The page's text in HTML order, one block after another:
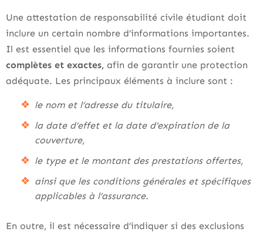
Une attestation de responsabilité civile étudiant doit
inclure un certain nombre d’informations importantes.
Il est essentiel que les informations fournies soient
complètes et exactes, afin de garantir une protection
adéquate. Les principaux éléments à inclure sont :
le nom et l’adresse du titulaire,
la date d’effet et la date d’expiration de la
couverture,
le type et le montant des prestations offertes,
ainsi que les conditions générales et spécifiques
applicables à l’assurance.
En outre, il est nécessaire d’indiquer si des exclusions